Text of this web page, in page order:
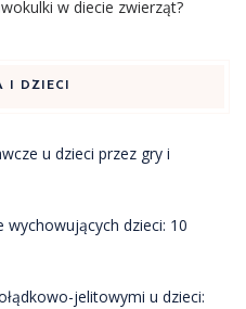
w diecie zwierząt?
I DZIECI
u dzieci przez gry i
dzieci: 10
jelitowymi u dzieci: